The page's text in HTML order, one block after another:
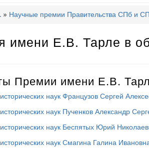
. Научные премии Правительства СПб и
имени Е.В. Тарле в
Премии имени Е.В.
наук Французов Сергей
наук Пученков Александр
наук Беспятых Юрий
наук Смагина Галина